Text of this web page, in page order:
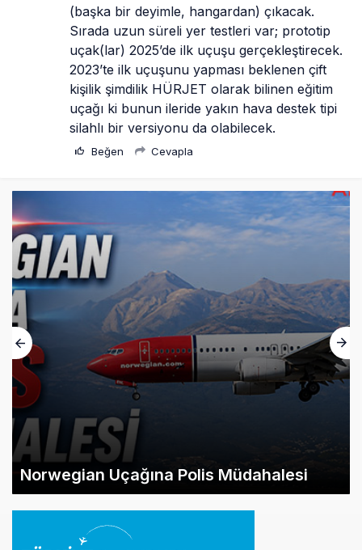
(başka bir deyimle, hangardan) çıkacak.
Sırada uzun süreli yer testleri var; prototip
uçak(lar) 2025’de ilk uçuşu gerçekleştirecek.
2023’te ilk uçuşunu yapması beklenen çift
kişilik şimdilik HÜRJET olarak bilinen eğitim
uçağı ki bunun ileride yakın hava destek tipi
silahlı bir versiyonu da olabilecek.
Beğen Cevapla
Norwegian Uçağına Polis Müdahalesi